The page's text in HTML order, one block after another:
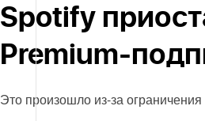
Spotify
Premium-
Это произошло из-за